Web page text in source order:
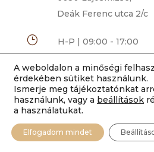
Deák Ferenc utca 2/c
}
H-P | 09:00 - 17:00
VAS | ZÁRVA
A weboldalon a minőségi
érdekében sütiket használunk.
Ismerje meg tájékoztatónkat
használunk, vagy a beállítások
a használatukat.
Elfogadom mindet